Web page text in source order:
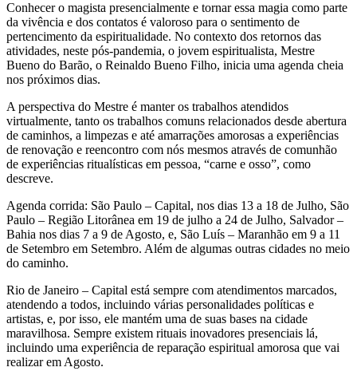
Conhecer o magista presencialmente e tornar essa magia como parte
da vivência e dos contatos é valoroso para o sentimento de
pertencimento da espiritualidade. No contexto dos retornos das
atividades, neste pós-pandemia, o jovem espiritualista, Mestre
Bueno do Barão, o Reinaldo Bueno Filho, inicia uma agenda cheia
nos próximos dias.
A perspectiva do Mestre é manter os trabalhos atendidos
virtualmente, tanto os trabalhos comuns relacionados desde abertura
de caminhos, a limpezas e até amarrações amorosas a experiências
de renovação e reencontro com nós mesmos através de comunhão
de experiências ritualísticas em pessoa, “carne e osso”, como
descreve.
Agenda corrida: São Paulo – Capital, nos dias 13 a 18 de Julho, São
Paulo – Região Litorânea em 19 de julho a 24 de Julho, Salvador –
Bahia nos dias 7 a 9 de Agosto, e, São Luís – Maranhão em 9 a 11
de Setembro em Setembro. Além de algumas outras cidades no meio
do caminho.
Rio de Janeiro – Capital está sempre com atendimentos marcados,
atendendo a todos, incluindo várias personalidades políticas e
artistas, e, por isso, ele mantém uma de suas bases na cidade
maravilhosa. Sempre existem rituais inovadores presenciais lá,
incluindo uma experiência de reparação espiritual amorosa que vai
realizar em Agosto.